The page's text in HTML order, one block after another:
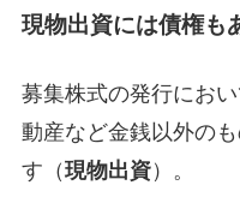
現物出資には債権も
募集株式の発行にお
動産など金銭以外の
す（現物出資）。